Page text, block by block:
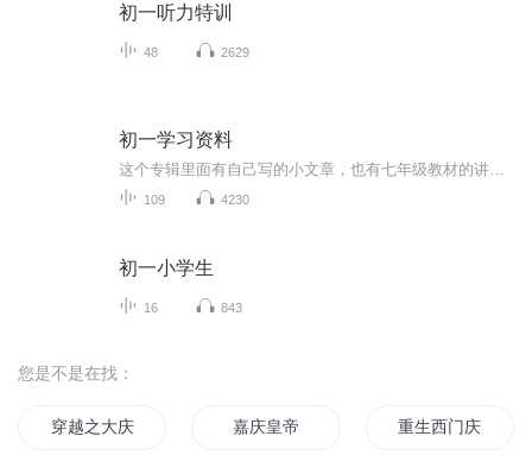
初一听力特训
48 2629
初一学习资料
109 4230
初一小学生
16 843
您是不是在找：
穿越之大庆帝国 嘉庆皇帝 重生西门庆